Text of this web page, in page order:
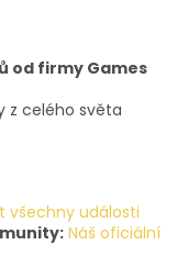
od firmy Games
z celého světa
všechny události
Náš oficiální